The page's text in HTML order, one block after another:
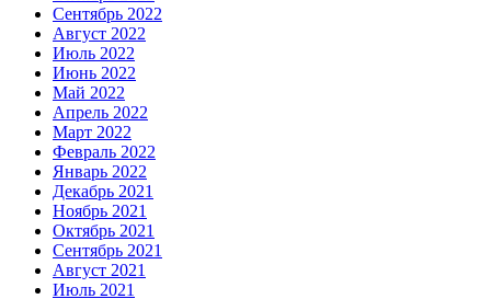
Сентябрь 2022
Август 2022
Июль 2022
Июнь 2022
Май 2022
Апрель 2022
Март 2022
Февраль 2022
Январь 2022
Декабрь 2021
Ноябрь 2021
Октябрь 2021
Сентябрь 2021
Август 2021
Июль 2021